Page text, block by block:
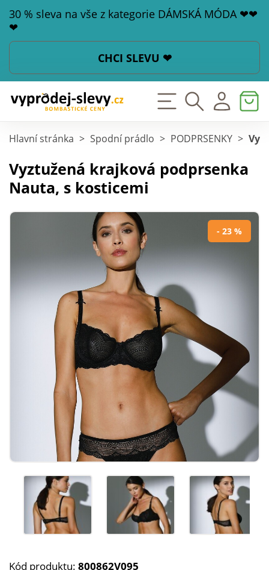
30 % sleva na vše z kategorie DÁMSKÁ MÓDA ❤❤
❤
CHCI SLEVU ❤
Hlavní stránka > Spodní prádlo > PODPRSENKY >
Vyztužená krajková podprsenka
Nauta, s kosticemi
- 23 %
Kód produktu: 800862V095